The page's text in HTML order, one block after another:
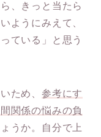
、きっと当たら
ようにみえて、
ている」と思う
ため、 参考にす
関係の悩みの負
うか。自分で上